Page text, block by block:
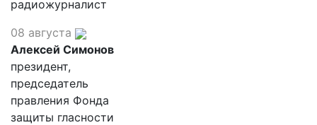
радиожурналист
08 августа
Алексей Симонов
президент,
председатель
правления Фонда
защиты гласности